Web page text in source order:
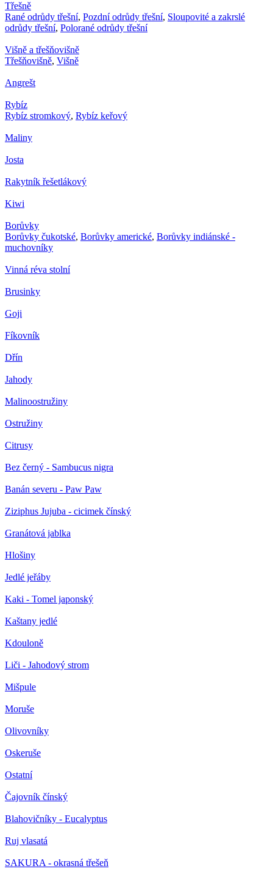
Třešně
Rané odrůdy třešní, Pozdní odrůdy třešní, Sloupovité a zakrslé
odrůdy třešní, Polorané odrůdy třešní
Višně a třešňovišně
Třešňovišně, Višně
Angrešt
Rybíz
Rybíz stromkový, Rybíz keřový
Maliny
Josta
Rakytník řešetlákový
Kiwi
Borůvky
Borůvky čukotské, Borůvky americké, Borůvky indiánské -
muchovníky
Vinná réva stolní
Brusinky
Goji
Fíkovník
Dřín
Jahody
Malinoostružiny
Ostružiny
Citrusy
Bez černý - Sambucus nigra
Banán severu - Paw Paw
Ziziphus Jujuba - cicimek čínský
Granátová jablka
Hlošiny
Jedlé jeřáby
Kaki - Tomel japonský
Kaštany jedlé
Kdouloně
Liči - Jahodový strom
Mišpule
Moruše
Olivovníky
Oskeruše
Ostatní
Čajovník čínský
Blahovičníky - Eucalyptus
Ruj vlasatá
SAKURA - okrasná třešeň